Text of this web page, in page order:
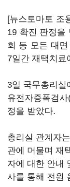
[뉴스토마토 조
19 확진 판정을
회 등 모든 대
7일간 재택치료
3일 국무총리실
유전자증폭검
정을 받았다.
총리실 관계자
관에 머물며 재
자에 대한 안내
사를 통해 전원